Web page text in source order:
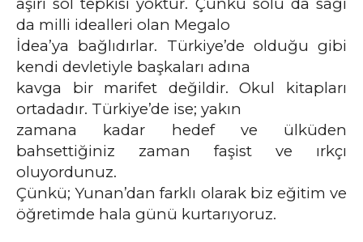
aşırı sol tepkisi yoktur. Çünkü solu da sağı
da milli idealleri olan Megalo
İdea’ya bağlıdırlar. Türkiye’de olduğu gibi
kendi devletiyle başkaları adına
kavga bir marifet değildir. Okul kitapları
ortadadır. Türkiye’de ise; yakın
zamana kadar hedef ve ülküden
bahsettiğiniz zaman faşist ve ırkçı
oluyordunuz.
Çünkü; Yunan’dan farklı olarak biz eğitim ve
öğretimde hala günü kurtarıyoruz.